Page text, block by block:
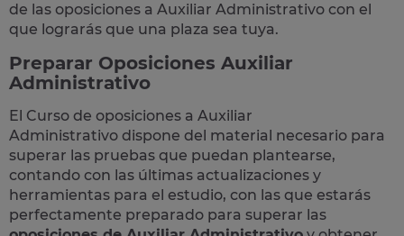
de las oposiciones a Auxiliar Administrativo con el
que lograrás que una plaza sea tuya.
Preparar Oposiciones Auxiliar
Administrativo
El Curso de oposiciones a Auxiliar
Administrativo dispone del material necesario para
superar las pruebas que puedan plantearse,
contando con las últimas actualizaciones y
herramientas para el estudio, con las que estarás
perfectamente preparado para superar las